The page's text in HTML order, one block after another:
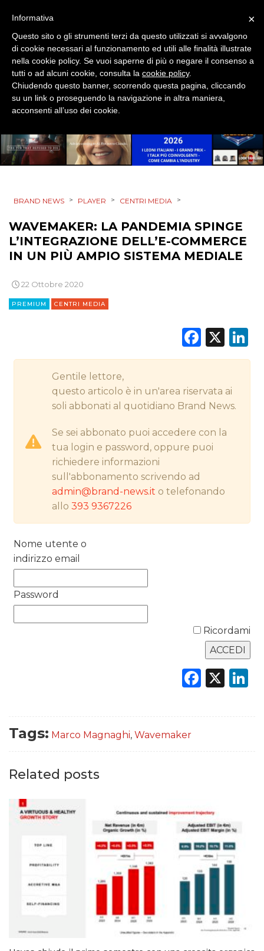
DESIGN
EVENTI
MOBILE
PROMOZIONI
PUNTI VENDITA
CSR
STRATEGIE
EDITORIA
RADIO / AUDIO
DATI
RICERCHE
PREVISIONI/SCENARI
NORMATIVE
BRAND NEWS > PLAYER > CENTRI MEDIA >
WAVEMAKER: LA PANDEMIA SPINGE
L’INTEGRAZIONE DELL’E-COMMERCE
IN UN PIÙ AMPIO SISTEMA MEDIALE
22 Ottobre 2020
PREMIUM CENTRI MEDIA
X
Gentile lettore,
questo articolo è in un'area riservata ai
soli abbonati al quotidiano Brand News.
Se sei abbonato puoi accedere con la
tua login e password, oppure puoi
richiedere informazioni
sull'abbonamento scrivendo ad
admin@brand-news.it o telefonando
allo393 9367226
Nome utente o
indirizzo email
Password
Ricordami
X
Tags: Marco Magnaghi, Wavemaker
Related posts
×
Informativa
Questo sito o gli strumenti terzi da questo utilizzati si avvalgono
di cookie necessari al funzionamento ed utili alle finalità illustrate
nella cookie policy. Se vuoi saperne di più o negare il consenso a
tutti o ad alcuni cookie, consulta la cookie policy.
Chiudendo questo banner, scorrendo questa pagina, cliccando
su un link o proseguendo la navigazione in altra maniera,
acconsenti all’uso dei cookie.